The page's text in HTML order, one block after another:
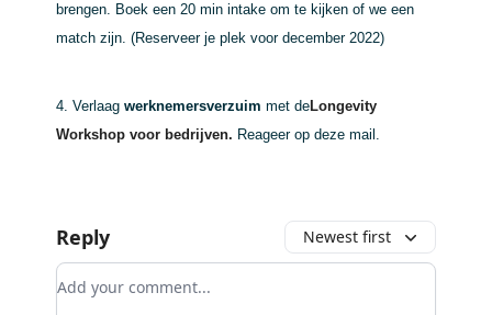
brengen. Boek een 20 min intake om te kijken of we een
match zijn. (Reserveer je plek voor december 2022)
4. Verlaag werknemersverzuim met deLongevity
Workshop voor bedrijven. Reageer op deze mail.
Reply Newest first
Add your comment